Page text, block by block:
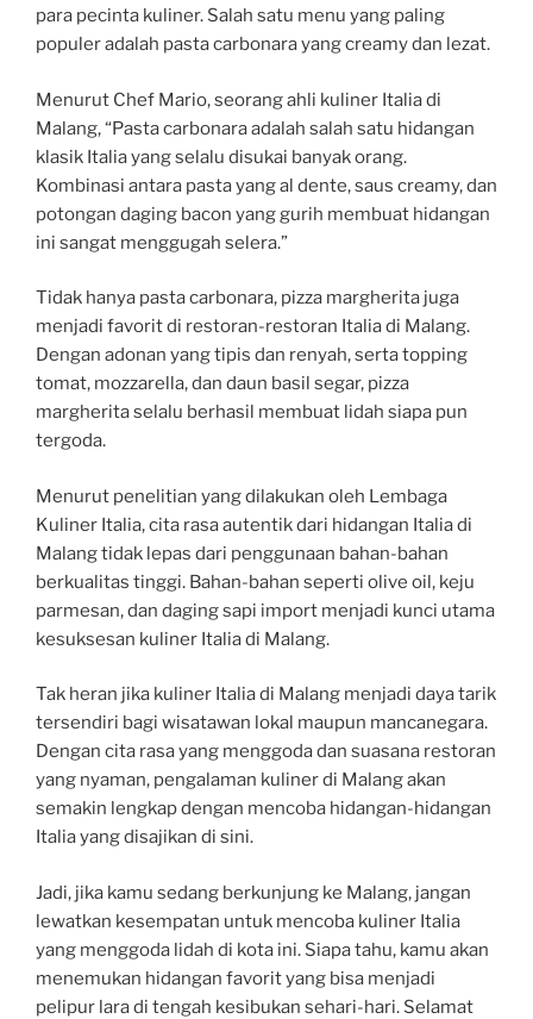
para pecinta kuliner. Salah satu menu yang paling
populer adalah pasta carbonara yang creamy dan lezat.
Menurut Chef Mario, seorang ahli kuliner Italia di
Malang, “Pasta carbonara adalah salah satu hidangan
klasik Italia yang selalu disukai banyak orang.
Kombinasi antara pasta yang al dente, saus creamy, dan
potongan daging bacon yang gurih membuat hidangan
ini sangat menggugah selera.”
Tidak hanya pasta carbonara, pizza margherita juga
menjadi favorit di restoran-restoran Italia di Malang.
Dengan adonan yang tipis dan renyah, serta topping
tomat, mozzarella, dan daun basil segar, pizza
margherita selalu berhasil membuat lidah siapa pun
tergoda.
Menurut penelitian yang dilakukan oleh Lembaga
Kuliner Italia, cita rasa autentik dari hidangan Italia di
Malang tidak lepas dari penggunaan bahan-bahan
berkualitas tinggi. Bahan-bahan seperti olive oil, keju
parmesan, dan daging sapi import menjadi kunci utama
kesuksesan kuliner Italia di Malang.
Tak heran jika kuliner Italia di Malang menjadi daya tarik
tersendiri bagi wisatawan lokal maupun mancanegara.
Dengan cita rasa yang menggoda dan suasana restoran
yang nyaman, pengalaman kuliner di Malang akan
semakin lengkap dengan mencoba hidangan-hidangan
Italia yang disajikan di sini.
Jadi, jika kamu sedang berkunjung ke Malang, jangan
lewatkan kesempatan untuk mencoba kuliner Italia
yang menggoda lidah di kota ini. Siapa tahu, kamu akan
menemukan hidangan favorit yang bisa menjadi
pelipur lara di tengah kesibukan sehari-hari. Selamat